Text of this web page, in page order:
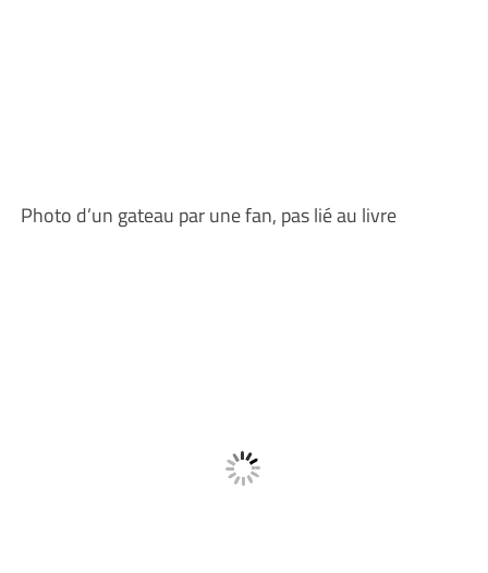
Photo d’un gateau par une fan, pas lié au livre